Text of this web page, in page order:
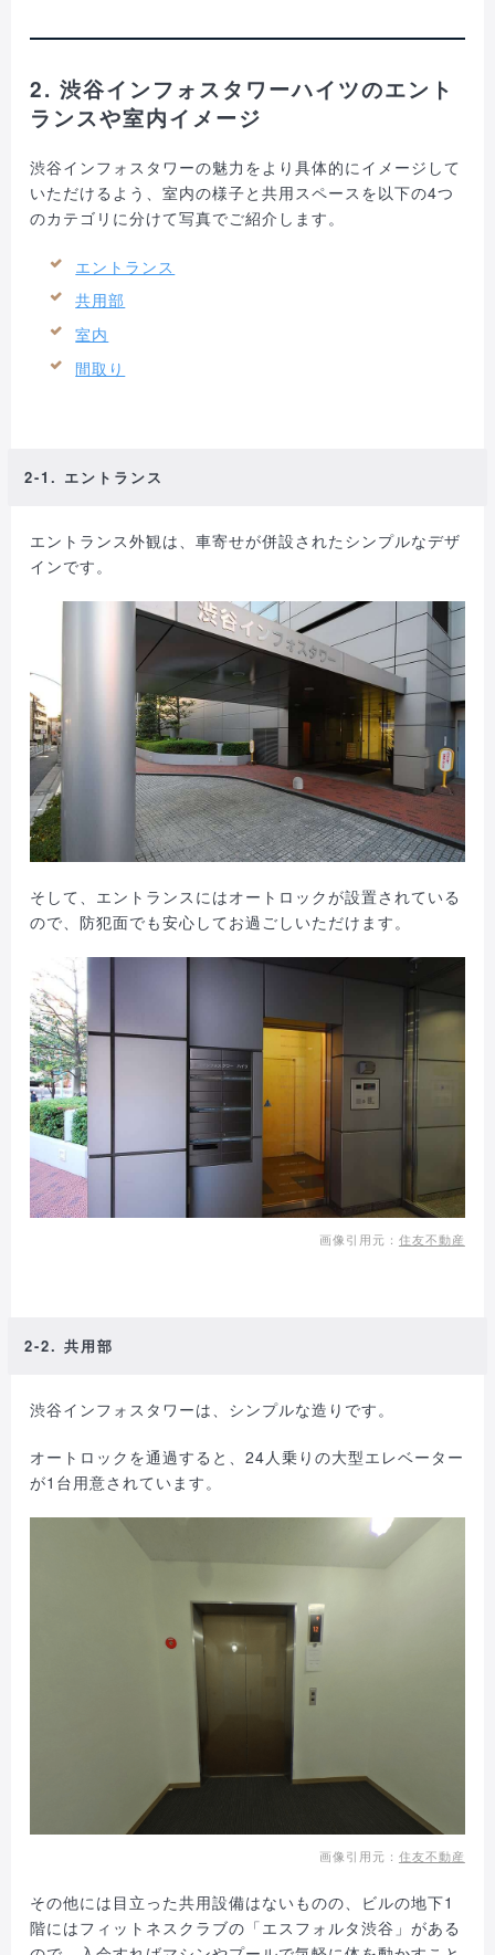
2. 渋谷インフォスタワーハイツのエント
ランスや室内イメージ
渋谷インフォスタワーの魅力をより具体的にイメージして
いただけるよう、室内の様子と共用スペースを以下の4つ
のカテゴリに分けて写真でご紹介します。
エントランス
共用部
室内
間取り
2-1. エントランス
エントランス外観は、車寄せが併設されたシンプルなデザ
インです。
そして、エントランスにはオートロックが設置されている
ので、防犯面でも安心してお過ごしいただけます。
画像引用元： 住友不動産
2-2. 共用部
渋谷インフォスタワーは、シンプルな造りです。
オートロックを通過すると、24人乗りの大型エレベーター
が1台用意されています。
画像引用元： 住友不動産
その他には目立った共用設備はないものの、ビルの地下1
階にはフィットネスクラブの「エスフォルタ渋谷」がある